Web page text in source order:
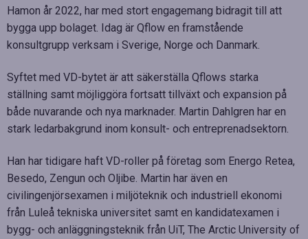
Hamon år 2022, har med stort engagemang bidragit till att
bygga upp bolaget. Idag är Qflow en framstående
konsultgrupp verksam i Sverige, Norge och Danmark.
Syftet med VD-bytet är att säkerställa Qflows starka
ställning samt möjliggöra fortsatt tillväxt och expansion på
både nuvarande och nya marknader. Martin Dahlgren har en
stark ledarbakgrund inom konsult- och entreprenadsektorn.
Han har tidigare haft VD-roller på företag som Energo Retea,
Besedo, Zengun och Oljibe. Martin har även en
civilingenjörsexamen i miljöteknik och industriell ekonomi
från Luleå tekniska universitet samt en kandidatexamen i
bygg- och anläggningsteknik från UiT, The Arctic University of